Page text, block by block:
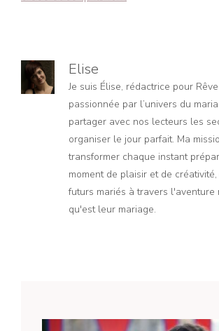
Elise
Je suis Élise, rédactrice pour
passionnée par l’univers du
partager avec nos lecteurs les
organiser le jour parfait. Ma
transformer chaque instant
moment de plaisir et de
futurs mariés à travers l'aventure
qu'est leur mariage.